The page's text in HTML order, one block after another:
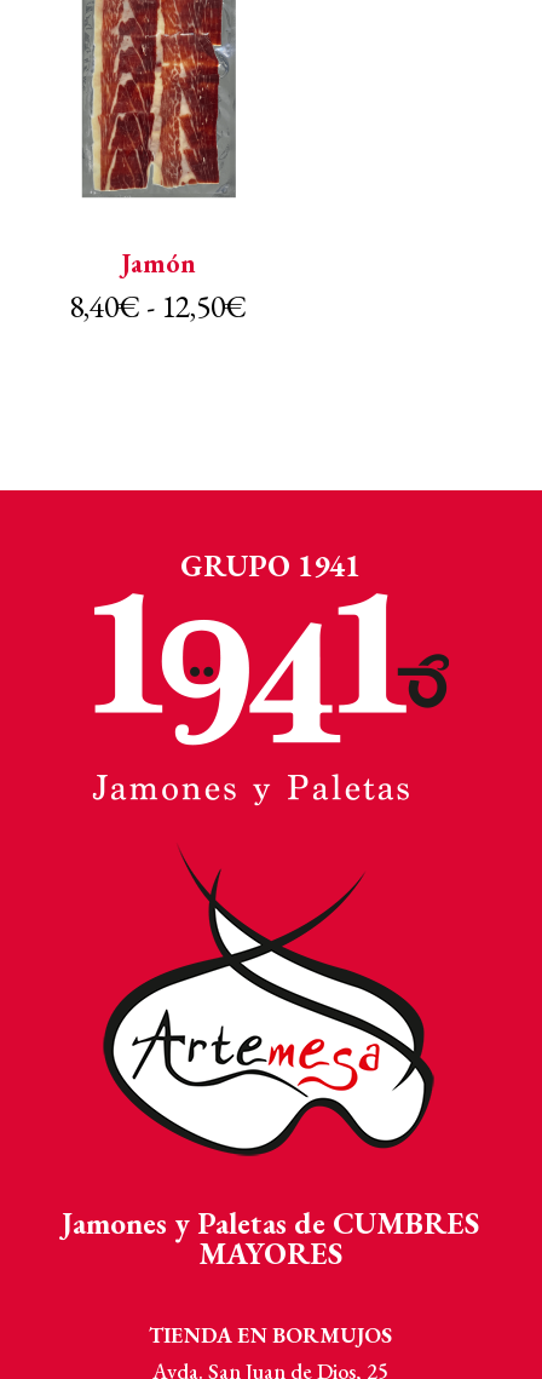
Jamón
8,40€ - 12,50€
12,50€
GRUPO 1941
Jamones y Paletas de CUMBRES
MAYORES
TIENDA EN BORMUJOS
Avda. San Juan de Dios, 25